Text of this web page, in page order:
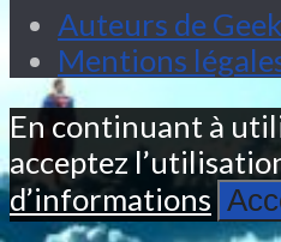
Auteurs de
Mentions
En continuant à
acceptez
d’informations